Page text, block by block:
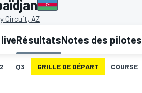
Circuit, AZ
RésultatsNotes des pilotes
Q3 GRILLE DE DÉPART COURSE